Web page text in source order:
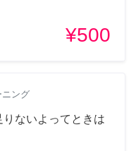
¥500
ング
ないよってときは